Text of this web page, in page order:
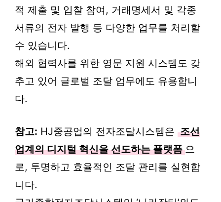
적 제출 및 입찰 참여, 거래명세서 및 각종
서류의 전자 발행 등 다양한 업무를 처리할
수 있습니다.
해외 협력사를 위한 영문 지원 시스템도 갖
추고 있어 글로벌 조달 업무에도 유용합니
다.
참고: HJ중공업의 전자조달시스템은 조선
업계의 디지털 혁신을 선도하는 플랫폼 으
로, 투명하고 효율적인 조달 관리를 실현합
니다.